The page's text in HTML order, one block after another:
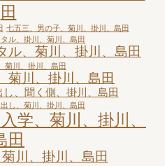
田
七五三、男の子、菊川、掛川、島田
ル、掛川、菊川、島田
ル、菊川、掛川、島田
菊川、掛川、島田
菊川、掛川、島田
、聞く側、掛川、島田
し、菊川、掛川、島田
学、菊川、掛川、
田
川、掛川、島田